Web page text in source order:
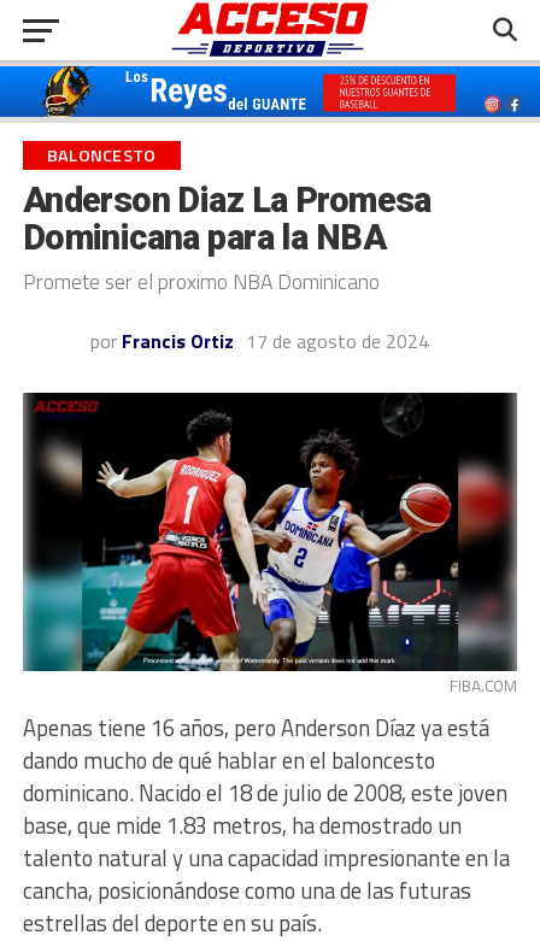
BALONCESTO
Anderson Diaz La Promesa
Dominicana para la NBA
Promete ser el proximo NBA Dominicano
por Francis Ortiz 17 de agosto de 2024
FIBA.COM
Apenas tiene 16 años, pero Anderson Díaz ya está
dando mucho de qué hablar en el baloncesto
dominicano. Nacido el 18 de julio de 2008, este joven
base, que mide 1.83 metros, ha demostrado un
talento natural y una capacidad impresionante en la
cancha, posicionándose como una de las futuras
estrellas del deporte en su país.